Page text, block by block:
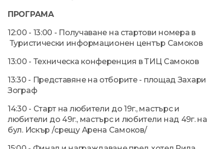
ПРОГРАМА
12:00 - 13:00 - Получаване на стартови номера в
Туристически информационен център Самоков
13:00 - Техническа конференция в ТИЦ Самоков
13:30 - Представяне на отборите - площад Захари
Зограф
14:30 - Старт на любители до 19г., мастърс и
любители до 49г., мастърс и любители над 49г. на
бул. Искър /срещу Арена Самоков/